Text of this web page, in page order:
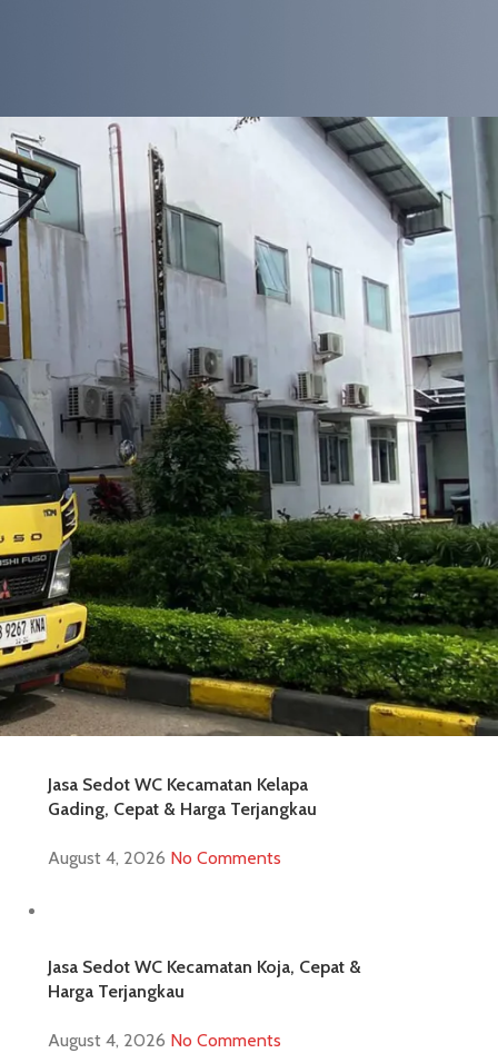
CATEGORIES
Layanan Kami
Tips & Edukasi
Wawasan Umum
RECENT POSTS
Jasa Sedot WC Kecamatan Cilincing,
Cepat & Harga Terjangkau
August 4, 2026 No Comments
Jasa Sedot WC Kecamatan Kelapa
Gading, Cepat & Harga Terjangkau
August 4, 2026 No Comments
Jasa Sedot WC Kecamatan Koja, Cepat &
Harga Terjangkau
August 4, 2026 No Comments